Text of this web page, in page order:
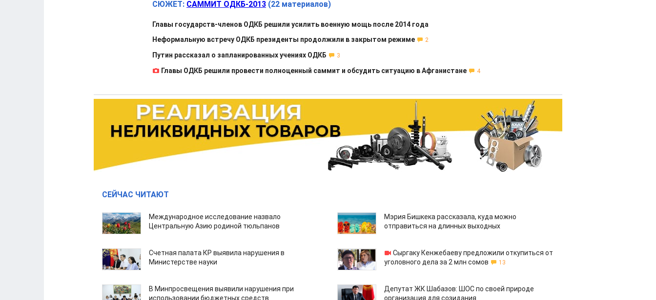
СЮЖЕТ: САММИТ ОДКБ-2013 (22 материалов)
Главы государств-членов ОДКБ решили усилить военную мощь после 2014 года
Неформальную встречу ОДКБ президенты продолжили в закрытом режиме
2
Путин рассказал о запланированных учениях ОДКБ 3
Главы ОДКБ решили провести полноценный саммит и обсудить ситуацию в Афганистане 4
СЕЙЧАС ЧИТАЮТ
Международное исследование назвало
Центральную Азию родиной тюльпанов
Мэрия Бишкека рассказала, куда можно
отправиться на длинных выходных
Счетная палата КР выявила нарушения в
Министерстве науки
Сыргаку Кенжебаеву предложили откупиться от
уголовного дела за 2 млн сомов
13
В Минпросвещения выявили нарушения при
использовании бюджетных средств
Депутат ЖК Шабазов: ШОС по своей природе
организация для созидания